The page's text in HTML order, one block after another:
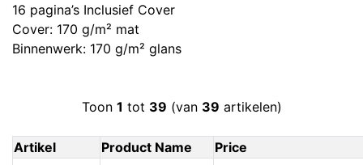
16 pagina’s Inclusief Cover
Cover: 170 g/m² mat
Binnenwerk: 170 g/m² glans
Toon 1 tot 39 (van 39 artikelen)
Artikel Product Name
Price